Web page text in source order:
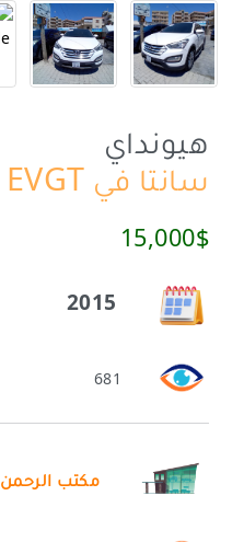
هيونداي
سانتا في EVGT
15,000$
2015
681
مكتب الرحمن